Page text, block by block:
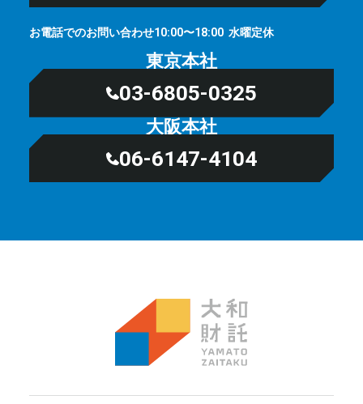
お電話でのお問い合わせ10:00〜18:00 ⽔曜定休
東京本社
03-6805-0325
大阪本社
06-6147-4104